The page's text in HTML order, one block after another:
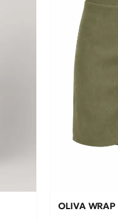
OLIVA WRAP